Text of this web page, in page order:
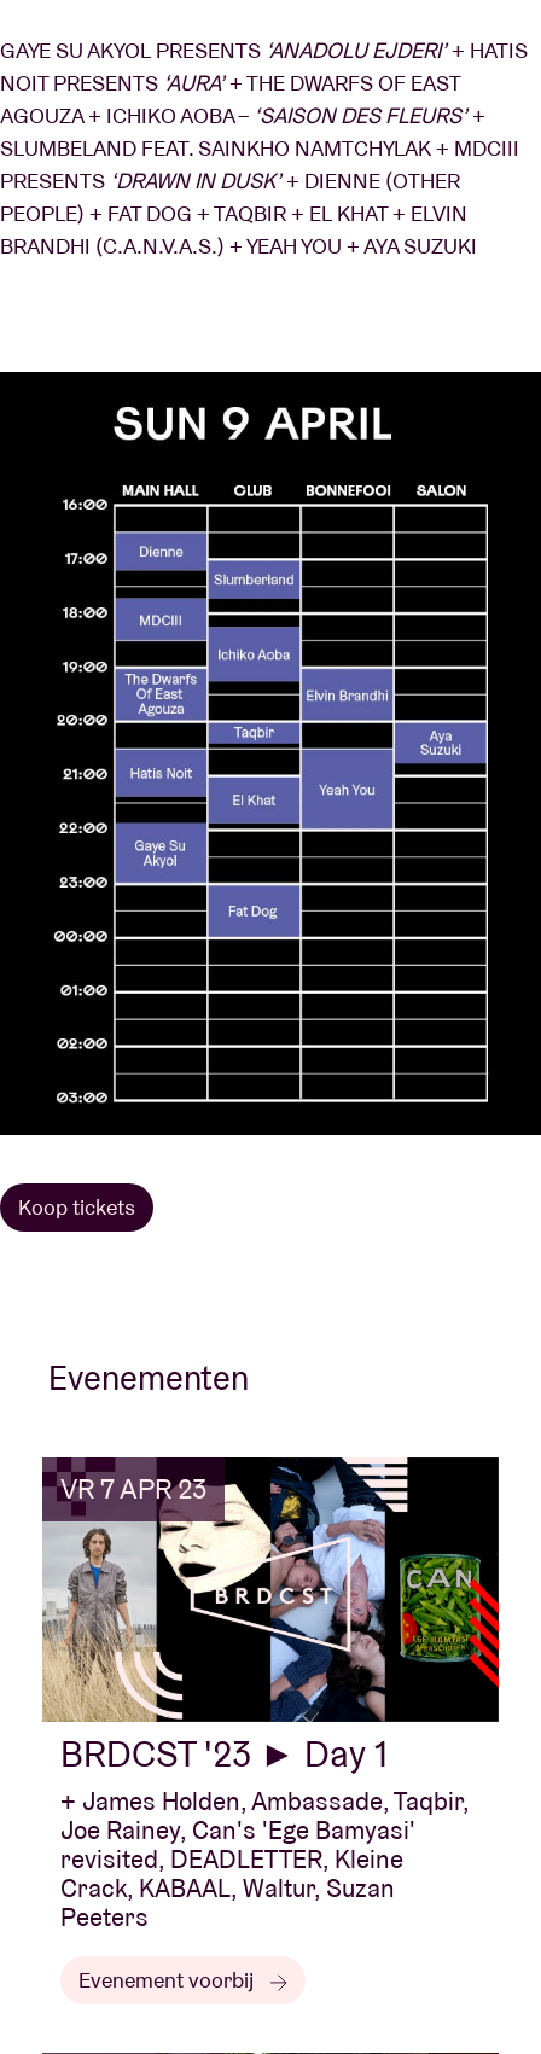
GAYE SU AKYOL PRESENTS ‘ANADOLU EJDERI’+ HATIS
NOIT PRESENTS ‘AURA’+ THE DWARFS OF EAST
AGOUZA + ICHIKO AOBA – ‘SAISON DES FLEURS’+
SLUMBELAND FEAT. SAINKHO NAMTCHYLAK + MDCIII
PRESENTS ‘DRAWN IN DUSK’+ DIENNE (OTHER
PEOPLE) + FAT DOG + TAQBIR + EL KHAT + ELVIN
BRANDHI (C.A.N.V.A.S.) + YEAH YOU + AYA SUZUKI
Koop tickets
Evenementen
VR 7 APR 23
BRDCST '23 ► Day 1
+ James Holden, Ambassade, Taqbir,
Joe Rainey, Can's 'Ege Bamyasi'
revisited, DEADLETTER, Kleine
Crack, KABAAL, Waltur, Suzan
Peeters
Evenement voorbij